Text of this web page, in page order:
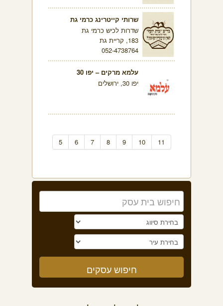
שרותי קייטרינג כרמי גת
שדרות לכיש כרמי גת
183, קריית גת
052-4738764
עלמא מרקים – יפו 30
יפו 30, ירושלים
5 6 7 8 9 10 11